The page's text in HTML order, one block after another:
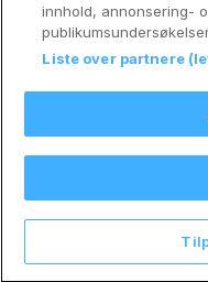
Hotellsupport:
Explore Salg
innhold, annonsering-
Liste over partnere